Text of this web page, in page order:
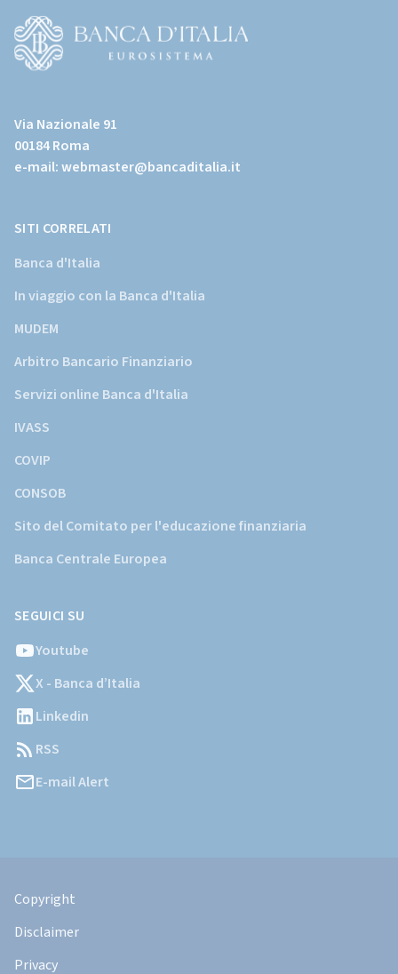
page)
sito
istituzionale
della
Via Nazionale 91
00184 Roma
e-mail:webmaster@bancaditalia.it
SITI CORRELATI
Banca d'Italia
In viaggio con la Banca d'Italia
MUDEM
Arbitro Bancario Finanziario
Servizi online Banca d'Italia
IVASS
COVIP
CONSOB
Sito del Comitato per l'educazione finanziaria
Banca Centrale Europea
SEGUICI SU
Youtube
X - Banca d’Italia
Linkedin
RSS
E-mail Alert
Legali
Copyright
Disclaimer
Privacy